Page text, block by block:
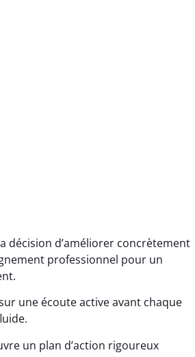
décision d’améliorer concrètement
professionnel pour un
une écoute active avant chaque
un plan d’action rigoureux